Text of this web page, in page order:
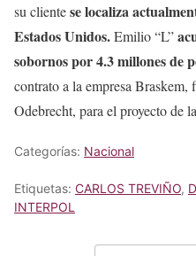
su clientese localiza
Estados Unidos.Emilio “L”
sobornos por 4.3 millones de
contrato a la empresa
Odebrecht, para el proyecto de
Categorías: Nacional
Etiquetas: CARLOS TREVIÑO,
INTERPOL